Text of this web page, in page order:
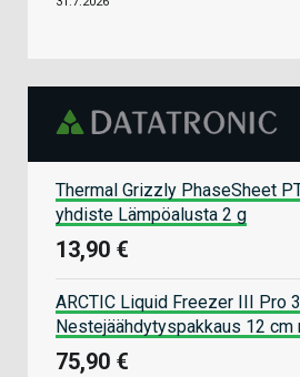
Thermal Grizzly PhaseSheet
yhdiste Lämpöalusta 2 g
13,90 €
ARCTIC Liquid Freezer III Pro
Nestejäähdytyspakkaus 12 cm
75,90 €